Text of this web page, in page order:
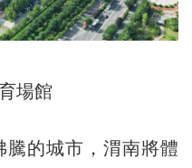
場館
的城市，渭南將體